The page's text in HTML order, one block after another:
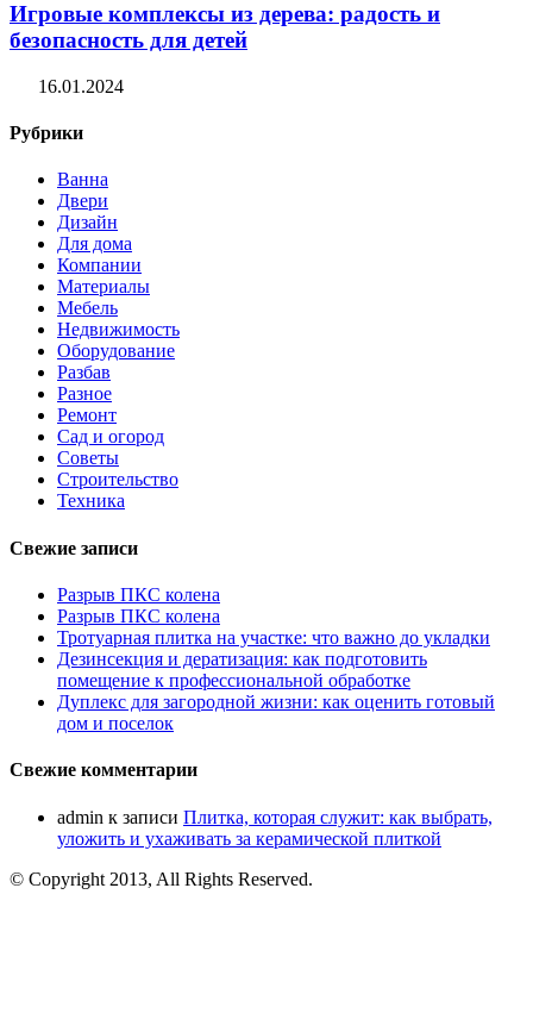
Игровые комплексы из дерева: радость и
безопасность для детей
16.01.2024
Рубрики
Ванна
Двери
Дизайн
Для дома
Компании
Материалы
Мебель
Недвижимость
Оборудование
Разбав
Разное
Ремонт
Сад и огород
Советы
Строительство
Техника
Свежие записи
Разрыв ПКС колена
Разрыв ПКС колена
Тротуарная плитка на участке: что важно до укладки
Дезинсекция и дератизация: как подготовить
помещение к профессиональной обработке
Дуплекс для загородной жизни: как оценить готовый
дом и поселок
Свежие комментарии
admin к записи Плитка, которая служит: как выбрать,
уложить и ухаживать за керамической плиткой
© Copyright 2013, All Rights Reserved.